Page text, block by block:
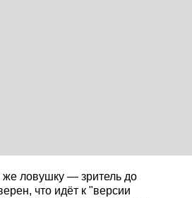
же ловушку — зритель до
что идёт к "версии